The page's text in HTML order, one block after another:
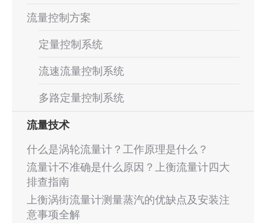
流量控制方案
定量控制系统
流速流量控制系统
多路定量控制系统
流量技术
什么是涡轮流量计？工作原理是什么？
流量计不准确是什么原因？上衡流量计四大
排查指南
上衡涡街流量计测量蒸汽的优缺点及安装注
意事项全解